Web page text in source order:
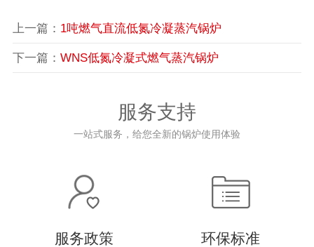
上一篇： 1吨燃气直流低氮冷凝蒸汽锅炉
下一篇： WNS低氮冷凝式燃气蒸汽锅炉
服务支持
一站式服务，给您全新的锅炉使用体验
服务政策 环保标准